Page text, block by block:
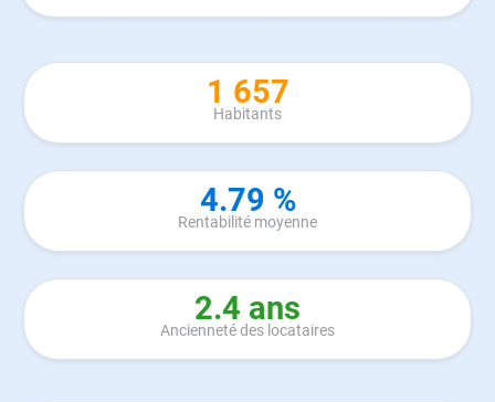
1 657
Habitants
4.79 %
Rentabilité moyenne
2.4 ans
Ancienneté des locataires